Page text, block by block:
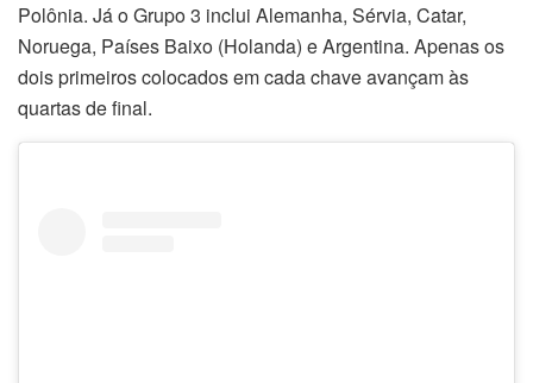
Polônia. Já o Grupo 3 inclui Alemanha, Sérvia, Catar,
Noruega, Países Baixo (Holanda) e Argentina. Apenas os
dois primeiros colocados em cada chave avançam às
quartas de final.